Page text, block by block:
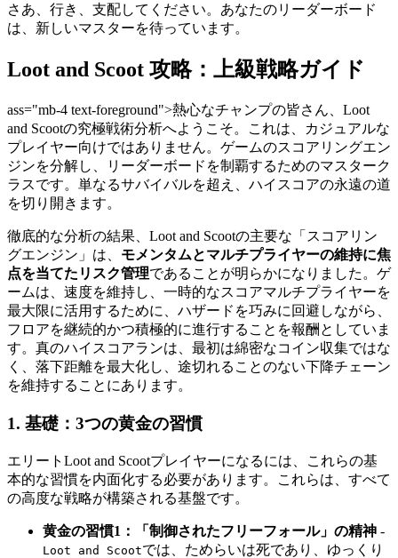
さあ、行き、支配してください。あなたのリーダーボード
は、新しいマスターを待っています。
Loot and Scoot 攻略：上級戦略ガイド
ass="mb-4 text-foreground">熱心なチャンプの皆さん、Loot
and Scootの究極戦術分析へようこそ。これは、カジュアルな
プレイヤー向けではありません。ゲームのスコアリングエン
ジンを分解し、リーダーボードを制覇するためのマスターク
ラスです。単なるサバイバルを超え、ハイスコアの永遠の道
を切り開きます。
徹底的な分析の結果、Loot and Scootの主要な「スコアリン
グエンジン」は、 モメンタムとマルチプライヤーの維持に焦
点を当てたリスク管理であることが明らかになりました。ゲ
ームは、速度を維持し、一時的なスコアマルチプライヤーを
最大限に活用するために、ハザードを巧みに回避しながら、
フロアを継続的かつ積極的に進行することを報酬としていま
す。真のハイスコアランは、最初は綿密なコイン収集ではな
く、落下距離を最大化し、途切れることのない下降チェーン
を維持することにあります。
1. 基礎：3つの黄金の習慣
エリートLoot and Scootプレイヤーになるには、これらの基
本的な習慣を内面化する必要があります。これらは、すべて
の高度な戦略が構築される基盤です。
黄金の習慣1：「制御されたフリーフォール」の精神 -
Loot and Scootでは、ためらいは死であり、ゆっくり